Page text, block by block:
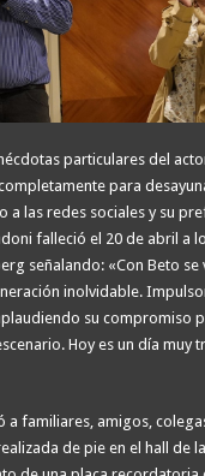
particulares del
para
a las redes sociales y su
falleció el 20 de abril a
señalando: «Con Beto se
inolvidable.
su compromiso
Hoy es un día muy
a familiares, amigos,
de pie en el hall de